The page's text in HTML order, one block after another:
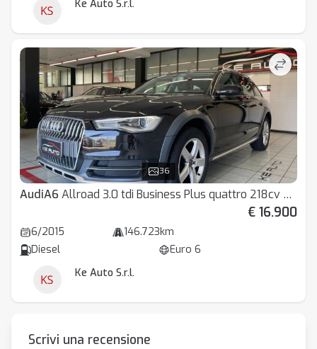
Ke Auto S.r.l.
36
AudiA6 Allroad 3.0 tdi Business Plus quattro 218cv s-tronic
€ 16.900
6/2015
146.723km
Diesel
Euro 6
Ke Auto S.r.l.
Scrivi una recensione